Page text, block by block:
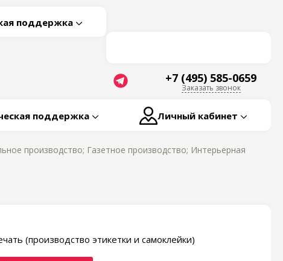
поддержка
+7 (495) 585-0659
Заказать звонок
поддержка Личный кабинет
производство; Газетное производство; Интерьерная
(производство этикетки и самоклейки)